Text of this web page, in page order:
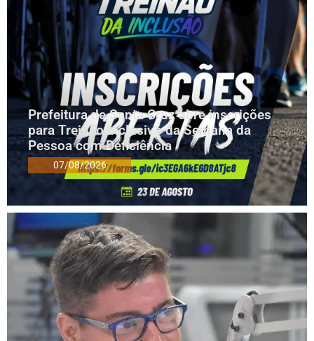
Prefeitura de Santa Cruz abre inscrições
para Treinão Inclusivo da Semana da
Pessoa com Deficiência
07/08/2026